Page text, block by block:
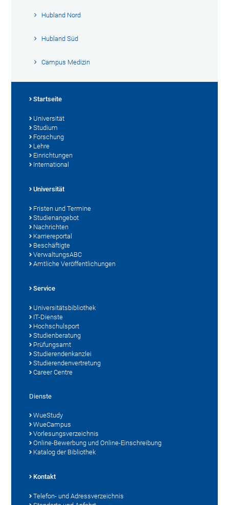
Hubland Nord
Hubland Süd
Campus Medizin
Startseite
Universität
Studium
Forschung
Lehre
Einrichtungen
International
Universität
Fristen und Termine
Studienangebot
Nachrichten
Karriereportal
Beschäftigte
VerwaltungsABC
Amtliche Veröffentlichungen
Service
Universitätsbibliothek
IT-Dienste
Hochschulsport
Studienberatung
Prüfungsamt
Studierendenkanzlei
Studierendenvertretung
Career Centre
Dienste
WueStudy
WueCampus
Vorlesungsverzeichnis
Online-Bewerbung und Online-Einschreibung
Katalog der Bibliothek
Kontakt
Telefon- und Adressverzeichnis